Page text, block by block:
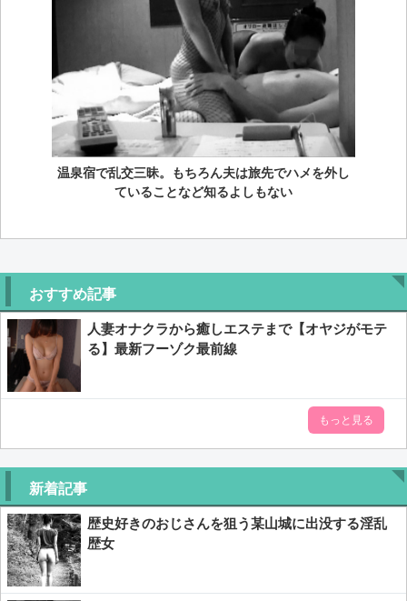
温泉宿で乱交三昧。もちろん夫は旅先でハメを外し
ていることなど知るよしもない
おすすめ記事
人妻オナクラから癒しエステまで【オヤジがモテ
る】最新フーゾク最前線
もっと見る
新着記事
歴史好きのおじさんを狙う某山城に出没する淫乱
歴女